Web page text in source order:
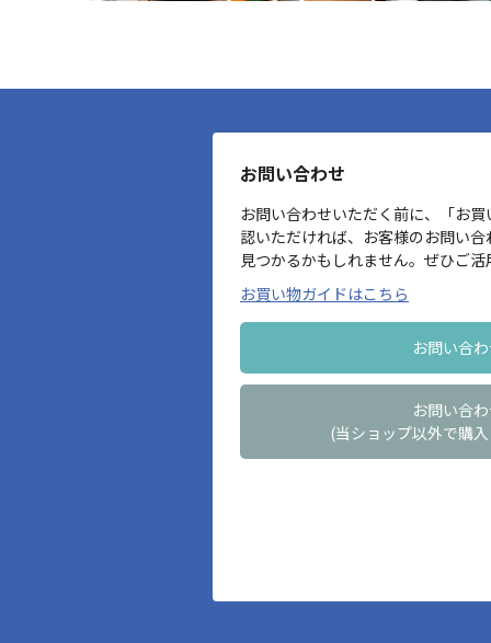
お問い合わせ
お問い合わせいただく前に、「お
認いただければ、お客様のお問い
見つかるかもしれません。ぜひご
お買い物ガイドはこちら
お問い合
お問い合
(当ショップ以外で購